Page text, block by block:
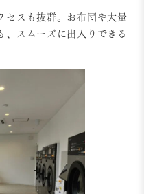
セスも抜群。お布団や大量
、スムーズに出入りできる